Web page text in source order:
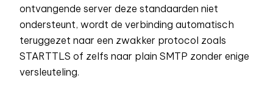
ontvangende server deze standaarden niet
ondersteunt, wordt de verbinding automatisch
teruggezet naar een zwakker protocol zoals
STARTTLS of zelfs naar plain SMTP zonder enige
versleuteling.